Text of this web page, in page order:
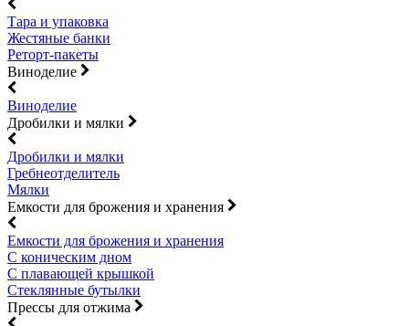
Тара и упаковка
Жестяные банки
Реторт-пакеты
Виноделие
Виноделие
Дробилки и мялки
Дробилки и мялки
Гребнеотделитель
Мялки
Емкости для брожения и хранения
Емкости для брожения и хранения
С коническим дном
С плавающей крышкой
Стеклянные бутылки
Прессы для отжима